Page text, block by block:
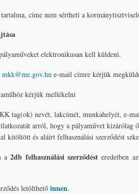
címe nem sértheti a
elektronikusan kell küldeni.
mkk@me.gov.hu e-mail címre kérjük
kérjük mellékelni
tag(ok) nevét, lakcímét, munkahelyét, e-
arról, hogy a pályaművet kizárólag
kitöltött és aláírt felhasználási szerződést
a2db felhasználási szerződést eredetben
letölthető innen.